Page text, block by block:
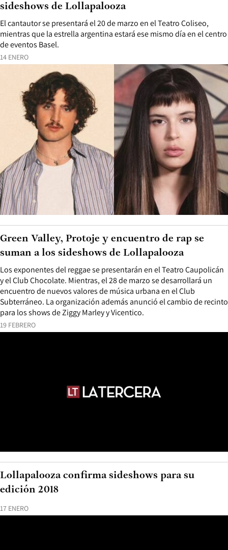
14 ENERO
El cantautor se presentará el 20 de marzo en el Teatro Coliseo,
mientras que la estrella argentina estará ese mismo día en el centro
de eventos Basel.
sideshows de Lollapalooza
19 FEBRERO
Los exponentes del reggae se presentarán en el Teatro Caupolicán
y el Club Chocolate. Mientras, el 28 de marzo se desarrollará un
encuentro de nuevos valores de música urbana en el Club
Subterráneo. La organización además anunció el cambio de recinto
para los shows de Ziggy Marley y Vicentico.
Green Valley, Protoje y encuentro de rap se
suman a los sideshows de Lollapalooza
17 ENERO
Lollapalooza confirma sideshows para su
edición 2018